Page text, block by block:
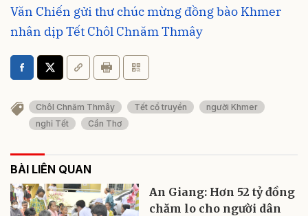
Văn Chiến gửi thư chúc mừng đồng bào Khmer
nhân dịp Tết Chôl Chnăm Thmây
Chôl Chnăm Thmây Tết cổ truyền
người Khmer
nghỉ Tết
Cần Thơ
BÀI LIÊN QUAN
An Giang: Hơn 52 tỷ đồng
chăm lo cho người dân